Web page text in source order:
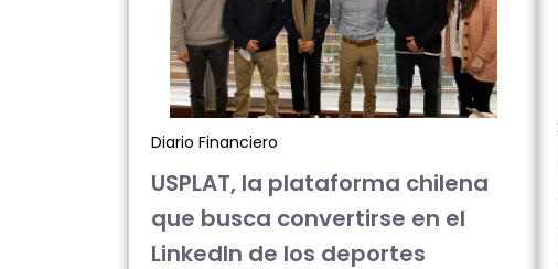
Diario Financiero
USPLAT, la plataforma chilena
que busca convertirse en el
LinkedIn de los deportes